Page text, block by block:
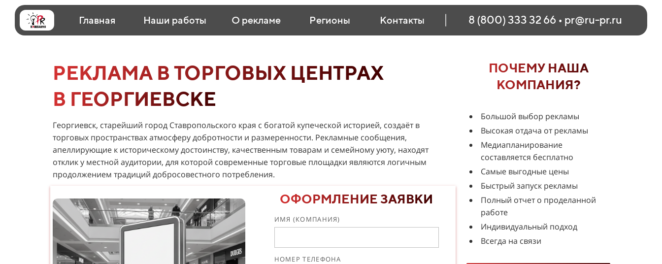
Главная Наши работы О рекламе Регионы Контакты 8 (800) 333 32 66 • pr@ru-pr.ru
РЕКЛАМА В ТОРГОВЫХ ЦЕНТРАХ
В ГЕОРГИЕВСКЕ
Георгиевск, старейший город Ставропольского края с богатой купеческой историей, создаёт в
торговых пространствах атмосферу добротности и размеренности. Рекламные сообщения,
апеллирующие к историческому достоинству, качественным товарам и семейному уюту, находят
отклик у местной аудитории, для которой современные торговые площадки являются логичным
продолжением традиций добросовестного потребления.
ОФОРМЛЕНИЕ ЗАЯВКИ
ИМЯ (КОМПАНИЯ)
НОМЕР ТЕЛЕФОНА
ПОЧЕМУ НАША
КОМПАНИЯ?
Большой выбор рекламы
Высокая отдача от рекламы
Медиапланирование
составляется бесплатно
Самые выгодные цены
Быстрый запуск рекламы
Полный отчет о проделанной
работе
Индивидуальный подход
Всегда на связи